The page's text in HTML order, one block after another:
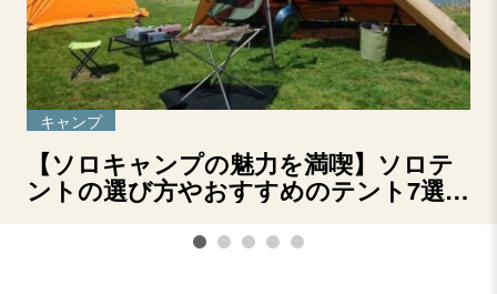
キャンプ
【ソロキャンプの魅力を満喫】ソロテ
ントの選び方やおすすめのテント7選を